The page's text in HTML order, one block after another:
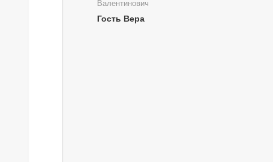
Валентинович
Гость Вера